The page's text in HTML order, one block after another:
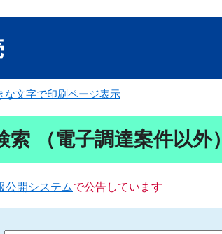
な文字で印刷ページ表示
索 （電子調達案件以外）
公開システムで公告しています